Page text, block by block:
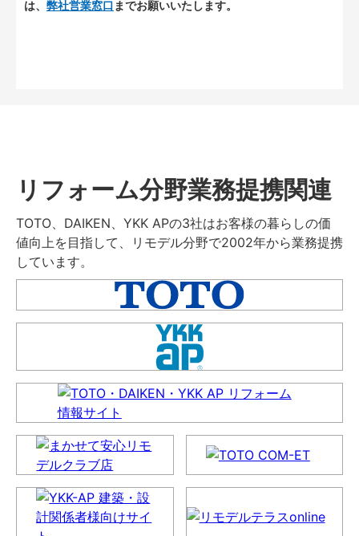
は、 弊社営業窓口 までお願いいたします。
リフォーム分野業務提携関連
TOTO、DAIKEN、YKK APの3社はお客様の暮らしの価
値向上を目指して、リモデル分野で2002年から業務提携
しています。